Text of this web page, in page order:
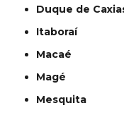
Duque de
Itaboraí
Macaé
Magé
Mesquita